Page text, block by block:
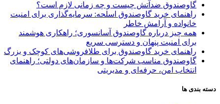
گاوصندوق ضدآتش چیست و چه زمانی لازم است؟
راهنمای خرید گاوصندوق اسلحه: سرمایه‌گذاری برای امنیت
خانواده و آرامش خاطر
همه چیز درباره گاوصندوق آسانسوری؛ راهکاری هوشمند
برای امنیت پنهان و دسترسی سریع
راهنمای خرید گاوصندوق برای طلافروشی‌های کوچک و بزرگ
گاوصندوق مناسب شرکت‌ها و سازمان‌های دولتی؛ راهنمای
انتخاب امن، حرفه‌ای و مدیریتی
دسته بندی ها